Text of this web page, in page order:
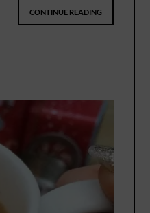
CONTINUE READING